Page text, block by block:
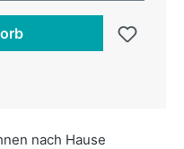
nach Hause